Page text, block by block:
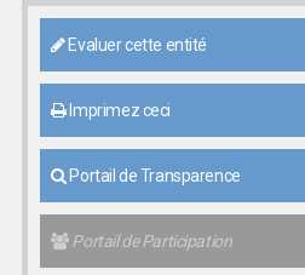
Evaluer cette entité
Imprimez ceci
Portail de Transparence
Portail de Participation